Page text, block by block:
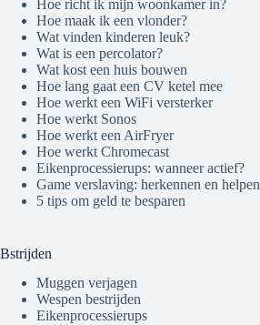
Hoe richt ik mijn woonkamer in?
Hoe maak ik een vlonder?
Wat vinden kinderen leuk?
Wat is een percolator?
Wat kost een huis bouwen
Hoe lang gaat een CV ketel mee
Hoe werkt een WiFi versterker
Hoe werkt Sonos
Hoe werkt een AirFryer
Hoe werkt Chromecast
Eikenprocessierups: wanneer actief?
Game verslaving: herkennen en helpen
5 tips om geld te besparen
Bstrijden
Muggen verjagen
Wespen bestrijden
Eikenprocessierups